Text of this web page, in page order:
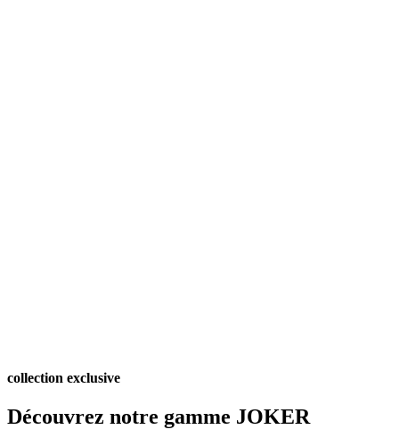
collection exclusive
Découvrez notre gamme JOKER